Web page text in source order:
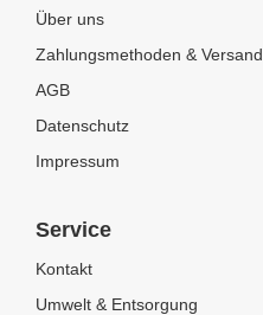
Über uns
Zahlungsmethoden & Versand
AGB
Datenschutz
Impressum
Service
Kontakt
Umwelt & Entsorgung